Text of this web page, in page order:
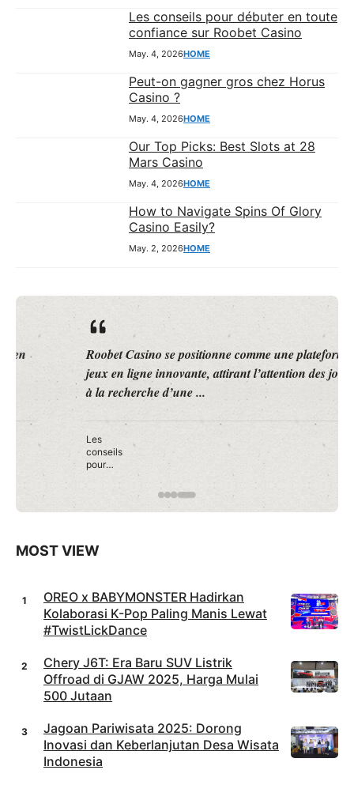
Les conseils pour débuter en toute
confiance sur Roobet Casino
May. 4, 2026HOME
Peut-on gagner gros chez Horus
Casino ?
May. 4, 2026HOME
Our Top Picks: Best Slots at 28
Mars Casino
May. 4, 2026HOME
How to Navigate Spins Of Glory
Casino Easily?
May. 2, 2026HOME
Roobet Casino se positionne comme une plateforme de
jeux en ligne innovante, attirant l’attention des joueurs
à la recherche d’une ...
débuter
e sur
MOST VIEW
OREO x BABYMONSTER Hadirkan
Kolaborasi K-Pop Paling Manis Lewat
#TwistLickDance
Chery J6T: Era Baru SUV Listrik
Offroad di GJAW 2025, Harga Mulai
500 Jutaan
Jagoan Pariwisata 2025: Dorong
Inovasi dan Keberlanjutan Desa Wisata
Indonesia